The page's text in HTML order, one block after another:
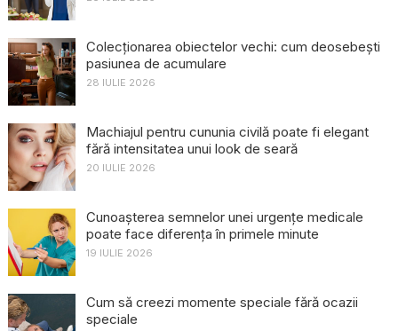
Colecționarea obiectelor vechi: cum deosebești
pasiunea de acumulare
28 IULIE 2026
Machiajul pentru cununia civilă poate fi elegant
fără intensitatea unui look de seară
20 IULIE 2026
Cunoașterea semnelor unei urgențe medicale
poate face diferența în primele minute
19 IULIE 2026
Cum să creezi momente speciale fără ocazii
speciale